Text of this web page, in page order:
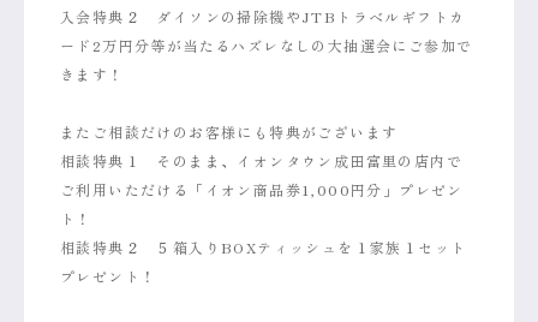
入会特典２ ダイソンの掃除機やJTBトラベルギフトカ
ード2万円分等が当たるハズレなしの大抽選会にご参加で
きます！
またご相談だけのお客様にも特典がございます
相談特典１ そのまま、イオンタウン成田富里の店内で
ご利用いただける「イオン商品券1,000円分」プレゼン
ト！
相談特典２ ５箱入りBOXティッシュを１家族１セット
プレゼント！